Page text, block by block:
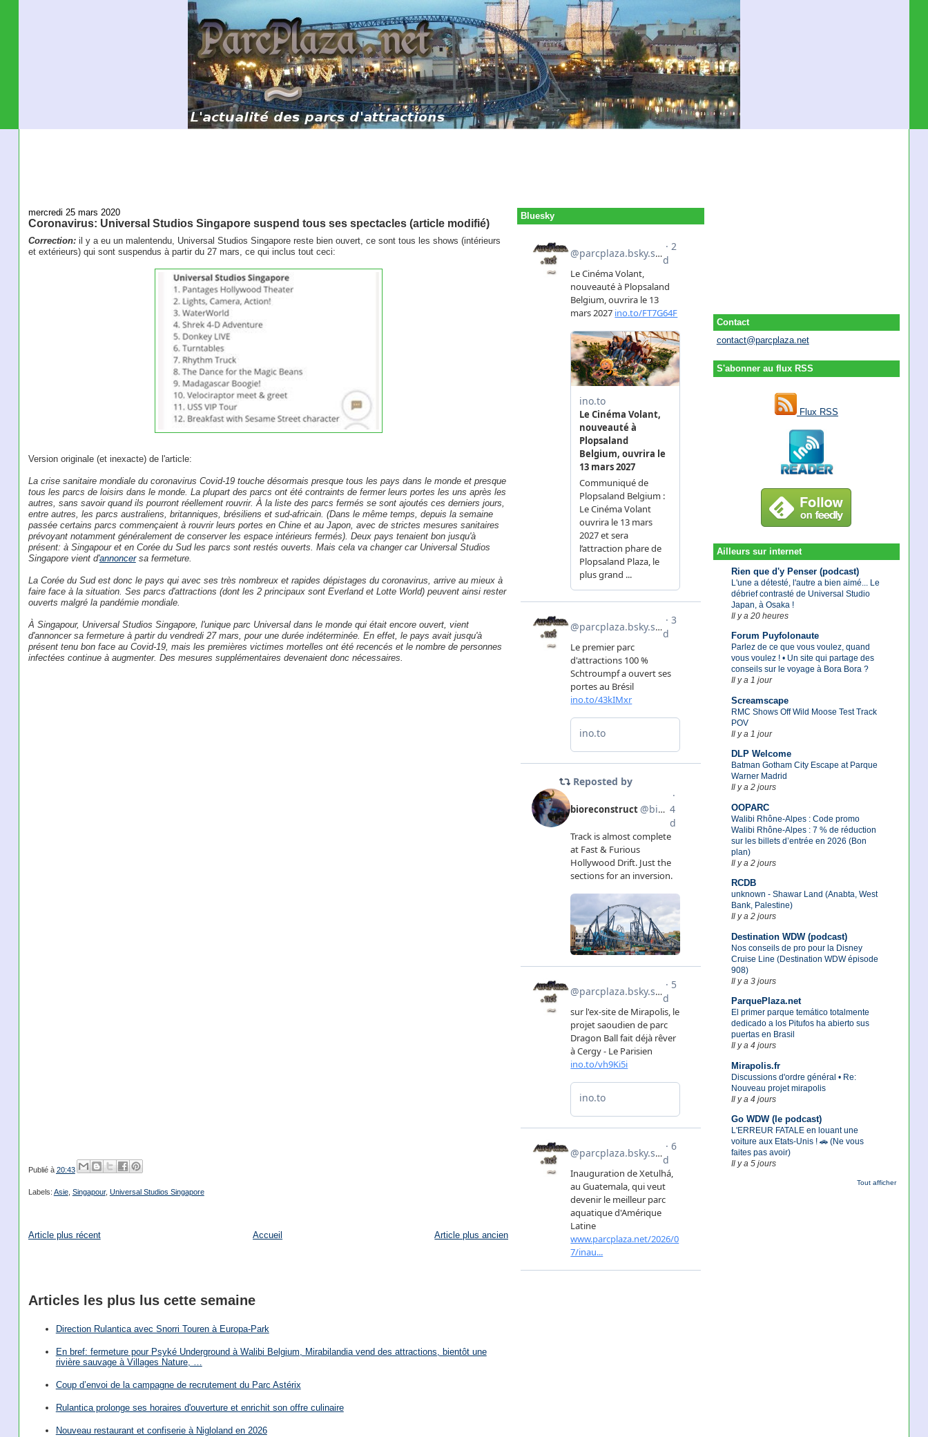
Contact
contact@parcplaza.net
S'abonner au flux RSS
Flux RSS
Ailleurs sur internet
Rien que d'y Penser (podcast)
L'une a détesté, l'autre a bien aimé... Le
débrief contrasté de Universal Studio
Japan, à Osaka !
Il y a 20 heures
Forum Puyfolonaute
Parlez de ce que vous voulez, quand
vous voulez ! • Un site qui partage des
conseils sur le voyage à Bora Bora ?
Il y a 1 jour
Screamscape
RMC Shows Off Wild Moose Test Track
POV
Il y a 1 jour
DLP Welcome
Batman Gotham City Escape at Parque
Warner Madrid
Il y a 2 jours
OOPARC
Walibi Rhône-Alpes : Code promo
Walibi Rhône-Alpes : 7 % de réduction
sur les billets d’entrée en 2026 (Bon
plan)
Il y a 2 jours
RCDB
unknown - Shawar Land (Anabta, West
Bank, Palestine)
Il y a 2 jours
Destination WDW (podcast)
Nos conseils de pro pour la Disney
Cruise Line (Destination WDW épisode
908)
Il y a 3 jours
ParquePlaza.net
El primer parque temático totalmente
dedicado a los Pitufos ha abierto sus
puertas en Brasil
Il y a 4 jours
Mirapolis.fr
Discussions d'ordre général • Re:
Nouveau projet mirapolis
Il y a 4 jours
Go WDW (le podcast)
L'ERREUR FATALE en louant une
voiture aux Etats-Unis ! 🚗 (Ne vous
faites pas avoir)
Il y a 5 jours
Tout afficher
mercredi 25 mars 2020
Coronavirus: Universal Studios Singapore suspend tous ses spectacles (article modifié)
Correction:il y a eu un malentendu, Universal Studios Singapore reste bien ouvert, ce sont tous les shows (intérieurs
et extérieurs) qui sont suspendus à partir du 27 mars, ce qui inclus tout ceci:
Version originale (et inexacte) de l'article:
La crise sanitaire mondiale du coronavirus Covid-19 touche désormais presque tous les pays dans le monde et presque
tous les parcs de loisirs dans le monde. La plupart des parcs ont été contraints de fermer leurs portes les uns après les
autres, sans savoir quand ils pourront réellement rouvrir. À la liste des parcs fermés se sont ajoutés ces derniers jours,
entre autres, les parcs australiens, britanniques, brésiliens et sud-africain. (Dans le même temps, depuis la semaine
passée certains parcs commençaient à rouvrir leurs portes en Chine et au Japon, avec de strictes mesures sanitaires
prévoyant notamment généralement de conserver les espace intérieurs fermés). Deux pays tenaient bon jusqu'à
présent: à Singapour et en Corée du Sud les parcs sont restés ouverts. Mais cela va changer car Universal Studios
Singapore vient d'annoncersa fermeture.
La Corée du Sud est donc le pays qui avec ses très nombreux et rapides dépistages du coronavirus, arrive au mieux à
faire face à la situation. Ses parcs d'attractions (dont les 2 principaux sont Everland et Lotte World) peuvent ainsi rester
ouverts malgré la pandémie mondiale.
À Singapour, Universal Studios Singapore, l'unique parc Universal dans le monde qui était encore ouvert, vient
d'annoncer sa fermeture à partir du vendredi 27 mars, pour une durée indéterminée. En effet, le pays avait jusqu'à
présent tenu bon face au Covid-19, mais les premières victimes mortelles ont été recencés et le nombre de personnes
infectées continue à augmenter. Des mesures supplémentaires devenaient donc nécessaires.
Publié à 20:43
Labels: Asie, Singapour, Universal Studios Singapore
Article plus récent Article plus ancien
Accueil
Articles les plus lus cette semaine
Direction Rulantica avec Snorri Touren à Europa-Park
En bref: fermeture pour Psyké Underground à Walibi Belgium, Mirabilandia vend des attractions, bientôt une
rivière sauvage à Villages Nature, …
Coup d’envoi de la campagne de recrutement du Parc Astérix
Rulantica prolonge ses horaires d'ouverture et enrichit son offre culinaire
Nouveau restaurant et confiserie à Nigloland en 2026
Bluesky